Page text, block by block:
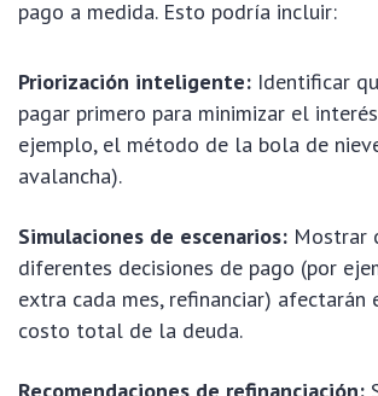
pago a medida. Esto podría incluir:
Priorización inteligente: Identificar
pagar primero para minimizar el
ejemplo, el método de la bola de
avalancha).
Simulaciones de escenarios: Mostrar
diferentes decisiones de pago (por
extra cada mes, refinanciar) afectarán
costo total de la deuda.